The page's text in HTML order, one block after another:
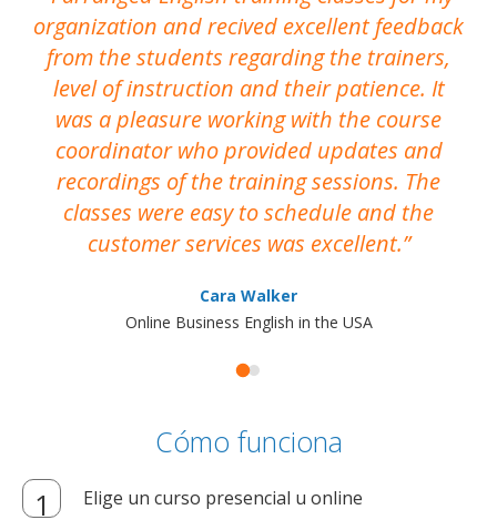
organization and recived excellent feedback
from the students regarding the trainers,
level of instruction and their patience. It
was a pleasure working with the course
coordinator who provided updates and
recordings of the training sessions. The
classes were easy to schedule and the
customer services was excellent.
Cara Walker
Online Business English in the USA
Cómo funciona
Elige un curso presencial u online